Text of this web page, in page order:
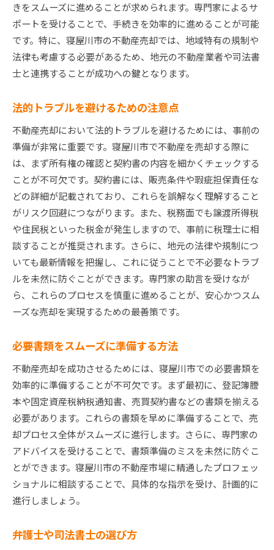
きをスムーズに進めることが求められます。専門家によるサ
ポートを受けることで、手続きを効率的に進めることが可能
です。特に、寝屋川市の不動産売却では、地域特有の規制や
法律も考慮する必要があるため、地元の不動産業者や司法書
士と連携することが成功への鍵となります。
法的トラブルを避けるための注意点
不動産売却において法的トラブルを避けるためには、事前の
準備が非常に重要です。寝屋川市で不動産を売却する際に
は、まず所有権の確認と契約書の内容を細かくチェックする
ことが不可欠です。契約書には、販売条件や瑕疵担保責任な
どの詳細が記載されており、これらを誤解なく理解すること
がリスク回避につながります。また、税務面でも譲渡所得税
や住民税といった税金が発生しますので、事前に税理士に相
談することが推奨されます。さらに、地元の法律や規制につ
いても最新情報を把握し、これに従うことで不必要なトラブ
ルを未然に防ぐことができます。専門家の助言を受けなが
ら、これらのプロセスを慎重に進めることが、安心かつスム
ーズな売却を実現するための最善策です。
必要書類をスムーズに準備する方法
不動産売却を成功させるためには、寝屋川市での必要書類を
効率的に準備することが不可欠です。まず最初に、登記簿謄
本や固定資産税納税通知書、売買契約書などの書類を揃える
必要があります。これらの書類を早めに準備することで、売
却プロセス全体がスムーズに進行します。さらに、専門家の
アドバイスを受けることで、書類準備のミスを未然に防ぐこ
とができます。寝屋川市の不動産市場に精通したプロフェッ
ショナルに相談することで、具体的な指示を受け、計画的に
進行しましょう。
弁護士や司法書士の選び方